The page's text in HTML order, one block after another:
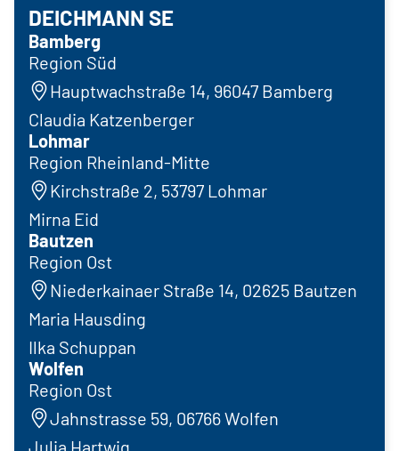
DEICHMANN SE
Bamberg
Region Süd
Hauptwachstraße 14, 96047 Bamberg
Claudia Katzenberger
Lohmar
Region Rheinland-Mitte
Kirchstraße 2, 53797 Lohmar
Mirna Eid
Bautzen
Region Ost
Niederkainaer Straße 14, 02625 Bautzen
Maria Hausding
Ilka Schuppan
Wolfen
Region Ost
Jahnstrasse 59, 06766 Wolfen
Julia Hartwig